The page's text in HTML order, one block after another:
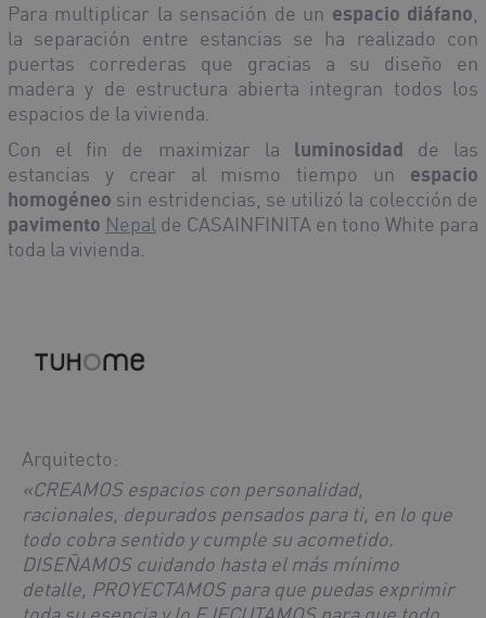
Para multiplicar la sensación de un espacio diáfano
la separación entre estancias se ha realizado con
puertas correderas que gracias a su diseño en
madera y de estructura abierta integran todos los
espacios de la vivienda.
Con el fin de maximizar la luminosidad de las
estancias y crear al mismo tiempo un espacio
homogéneo sin estridencias, se utilizó la colección de
pavimento Nepal de CASAINFINITA en tono White para
toda la vivienda.
Arquitecto:
«CREAMOS espacios con personalidad,
racionales, depurados pensados para ti, en lo que
todo cobra sentido y cumple su acometido.
DISEÑAMOS cuidando hasta el más mínimo
detalle, PROYECTAMOS para que puedas exprimir